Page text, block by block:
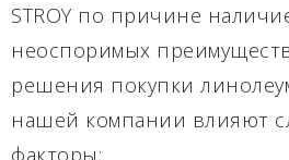
STROY по причине
неоспоримых
решения покупки
нашей компании влияют
факторы: